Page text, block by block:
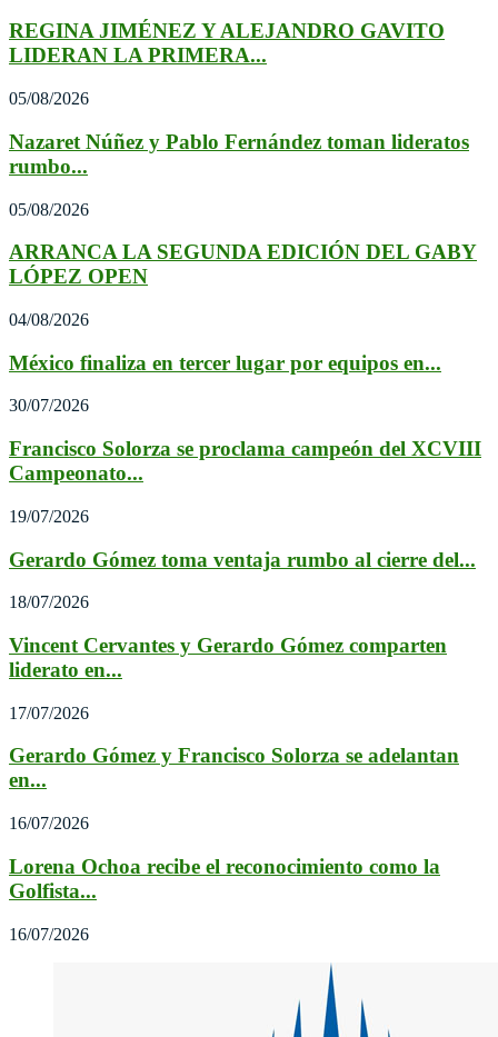
REGINA JIMÉNEZ Y ALEJANDRO GAVITO
LIDERAN LA PRIMERA...
05/08/2026
Nazaret Núñez y Pablo Fernández toman lideratos
rumbo...
05/08/2026
ARRANCA LA SEGUNDA EDICIÓN DEL GABY
LÓPEZ OPEN
04/08/2026
México finaliza en tercer lugar por equipos en...
30/07/2026
Francisco Solorza se proclama campeón del XCVIII
Campeonato...
19/07/2026
Gerardo Gómez toma ventaja rumbo al cierre del...
18/07/2026
Vincent Cervantes y Gerardo Gómez comparten
liderato en...
17/07/2026
Gerardo Gómez y Francisco Solorza se adelantan
en...
16/07/2026
Lorena Ochoa recibe el reconocimiento como la
Golfista...
16/07/2026